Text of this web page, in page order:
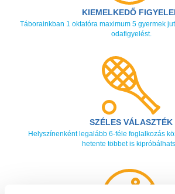
KIEMELKEDŐ
Táborainkban 1 oktatóra maximum 5 gyermek
odafigyelést.
SZÉLES VÁLASZTÉK
Helyszínenként legalább 6-féle foglalkozás
hetente többet is